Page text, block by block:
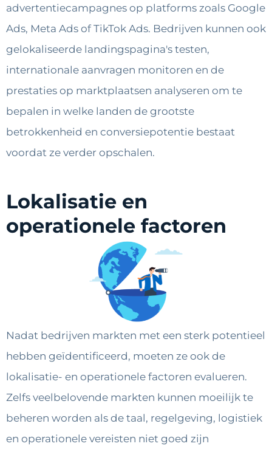
advertentiecampagnes op platforms zoals Google
Ads, Meta Ads of TikTok Ads. Bedrijven kunnen ook
gelokaliseerde landingspagina's testen,
internationale aanvragen monitoren en de
prestaties op marktplaatsen analyseren om te
bepalen in welke landen de grootste
betrokkenheid en conversiepotentie bestaat
voordat ze verder opschalen.
Lokalisatie en
operationele factoren
Nadat bedrijven markten met een sterk potentieel
hebben geïdentificeerd, moeten ze ook de
lokalisatie- en operationele factoren evalueren.
Zelfs veelbelovende markten kunnen moeilijk te
beheren worden als de taal, regelgeving, logistiek
en operationele vereisten niet goed zijn